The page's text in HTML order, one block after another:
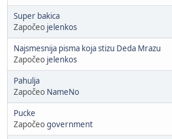
Super bakica
Započeo jelenkos
Najsmesnija pisma koja stizu Deda Mrazu
Započeo jelenkos
Pahulja
Započeo NameNo
Pucke
Započeogovernment